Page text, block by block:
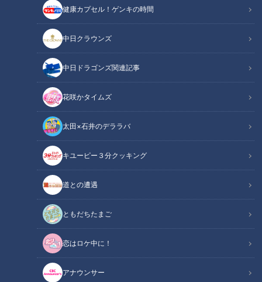
健康カプセル！ゲンキの時間
中日クラウンズ
中日ドラゴンズ関連記事
花咲かタイムズ
太田×石井のデララバ
キユーピー３分クッキング
道との遭遇
ともだちたまご
恋はロケ中に！
アナウンサー
記事に戻る
CBCテレビ『チャント！』マヂ学校に向かいます
この記事の画像（全8枚）